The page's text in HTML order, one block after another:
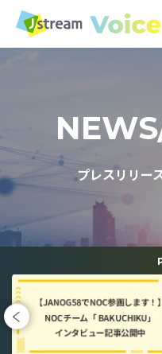
TECHNOLOGY
PEOPLE
CULTURE
NEWS / EVENT
ABOUT US
プレスリリー